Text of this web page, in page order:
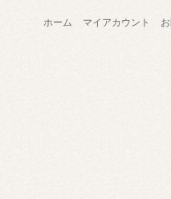
ホーム マイアカウント